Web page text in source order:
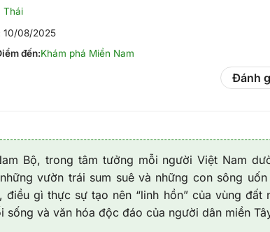
Thái
10/08/2025
đến:Khám phá Miền Nam
Đánh
Bộ, trong tâm tưởng mỗi người Việt Nam
vườn trái sum suê và những con sông
gì thực sự tạo nên “linh hồn” của vùng đất
sống và văn hóa độc đáo của người dân miền